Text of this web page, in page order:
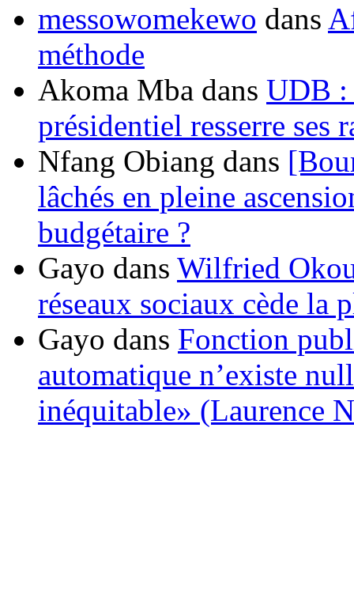
messowomekewo dans
méthode
Akoma Mba dans UDB :
présidentiel resserre ses
Nfang Obiang dans
lâchés en pleine
budgétaire ?
Gayo dans Wilfried
réseaux sociaux cède la
Gayo dans Fonction
automatique n’existe
inéquitable» (Laurence